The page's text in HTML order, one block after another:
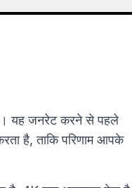
यह जनरेट करने से पहले
है, ताकि परिणाम आपके